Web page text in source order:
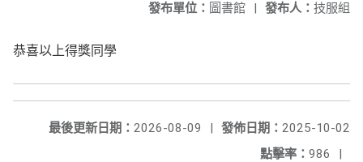
發布人： 技服組
發布單位： 圖書館 |
恭喜以上得獎同學
發佈日期： 2025-10-02
最後更新日期： 2026-08-09
|
點擊率： 986 |